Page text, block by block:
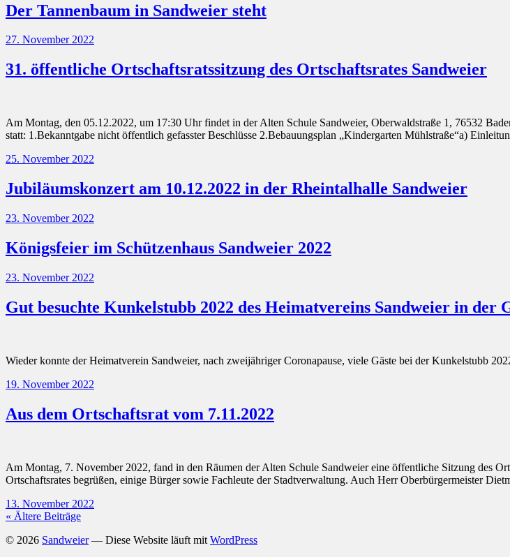
Der Tannenbaum in Sandweier steht
27. November 2022
31. öffentliche Ortschaftsratssitzung des Ortschaftsrates Sandweier
Am Montag, den 05.12.2022, um 17:30 Uhr findet in der Alten Schule Sandweier, Oberwaldstraße 1, 76532
statt: 1.Bekanntgabe nicht öffentlich gefasster Beschlüsse 2.Bebauungsplan „Kindergarten Mühlstraße“a)
25. November 2022
Jubiläumskonzert am 10.12.2022 in der Rheintalhalle Sandweier
23. November 2022
Königsfeier im Schützenhaus Sandweier 2022
23. November 2022
Gut besuchte Kunkelstubb 2022 des Heimatvereins Sandweier in der
Wieder konnte der Heimatverein Sandweier, nach zweijähriger Coronapause, viele Gäste bei der Kunkelstubb
19. November 2022
Aus dem Ortschaftsrat vom 7.11.2022
Am Montag, 7. November 2022, fand in den Räumen der Alten Schule Sandweier eine öffentliche Sitzung des
Ortschaftsrates begrüßen, einige Bürger sowie Fachleute der Stadtverwaltung. Auch Herr Oberbürgermeister
13. November 2022
« Ältere Beiträge
© 2026 Sandweier— Diese Website läuft mit WordPress